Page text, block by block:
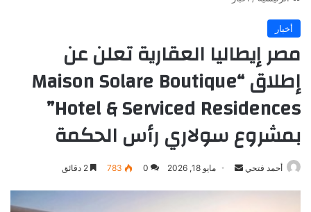
أخبار
مصر إيطاليا العقارية تعلن عن
إطلاق “Maison Solare Boutique
Hotel & Serviced Residences”
بمشروع سولاري رأس الحكمة
أحمد فتحي
أرسل مايو 18, 2026 0
783